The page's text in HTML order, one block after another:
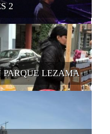
2
LEZAMA